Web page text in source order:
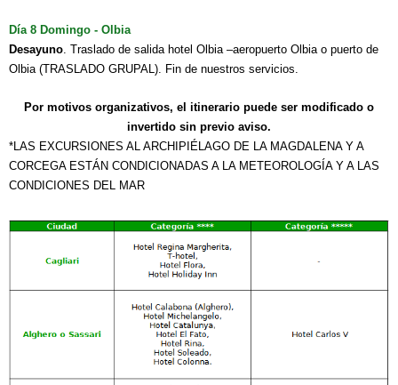
Día 8 Domingo - Olbia
Desayuno . Traslado de salida hotel Olbia –aeropuerto Olbia o puerto de
Olbia (TRASLADO GRUPAL). Fin de nuestros servicios.
Por motivos organizativos, el itinerario puede ser modificado o
invertido sin previo aviso.
*LAS EXCURSIONES AL ARCHIPIÉLAGO DE LA MAGDALENA Y A
CORCEGA ESTÁN CONDICIONADAS A LA METEOROLOGÍA Y A LAS
CONDICIONES DEL MAR